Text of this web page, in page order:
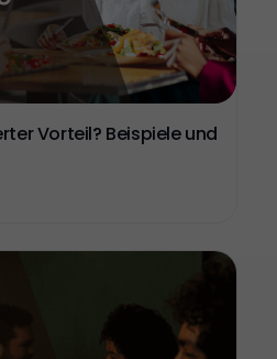
Vorteil? Beispiele und